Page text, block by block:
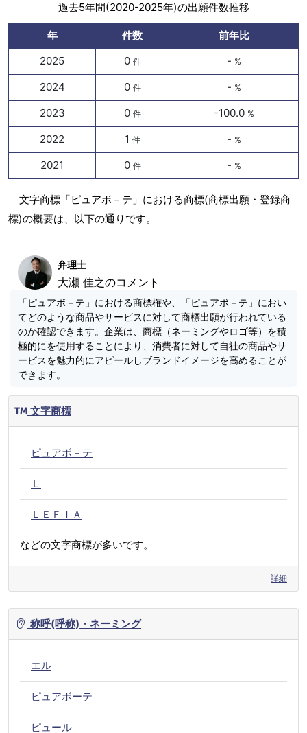
過去5年間(2020-2025年)の出願件数推移
年 件数
前年比
2025
0 件 - %
2024 0 件 - %
2023 0 件 -100.0 %
2022 1 件 - %
2021 0 件 - %
文字商標「ピュアボ－テ」における商標(商標出願・登録商
標)の概要は、以下の通りです。
弁理士
大瀬 佳之のコメント
「ピュアボ－テ」における商標権や、「ピュアボ－テ」におい
てどのような商品やサービスに対して商標出願が行われている
のか確認できます。企業は、商標（ネーミングやロゴ等）を積
極的にを使用することにより、消費者に対して自社の商品やサ
ービスを魅力的にアピールしブランドイメージを高めることが
できます。
文字商標
ピュアボ－テ
Ｌ
ＬＥＦＩＡ
などの文字商標が多いです。
詳細
称呼(呼称)・ネーミング
エル
ピュアボーテ
ピュール